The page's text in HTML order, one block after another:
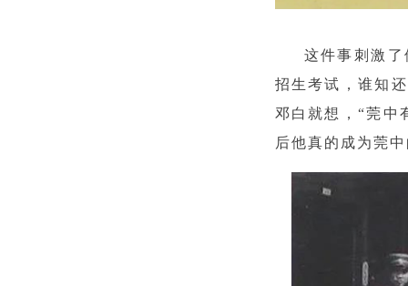
这件事刺激
招生考试，谁知
邓白就想，“莞中
后他真的成为莞